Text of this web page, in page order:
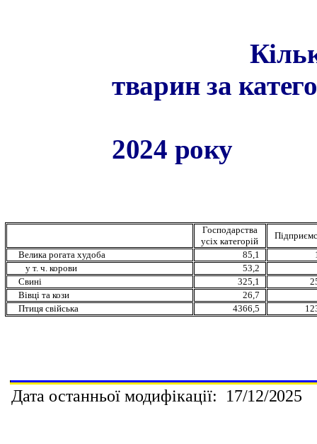
тварин за
2024 року
Господарства
усіх категорій
Велика рогата худоба
85,1
у т. ч. корови
53,2
Свині
325,1
Вівці та кози
26,7
Птиця свійська
4366,5
Дата останньої модифікації: 17/12/2025